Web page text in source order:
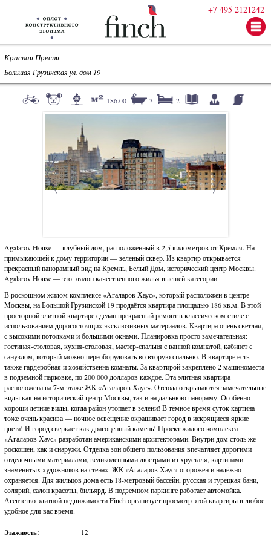
+7 495 2121242
Красная Пресня
Большая Грузинская ул. дом 19
186.00 3 2
Agalarov House — клубный дом, расположенный в 2,5 километров от Кремля. На
примыкающей к дому территории — зеленый сквер. Из квартир открывается
прекрасный панорамный вид на Кремль, Белый Дом, исторический центр Москвы.
Agalarov House — это эталон качественного жилья высшей категории.
В роскошном жилом комплексе «Агаларов Хаус», который расположен в центре
Москвы, на Большой Грузинской 19 продаётся квартира площадью 186 кв.м. В этой
просторной элитной квартире сделан прекрасный ремонт в классическом стиле с
использованием дорогостоящих эксклюзивных материалов. Квартира очень светлая,
с высокими потолками и большими окнами. Планировка просто замечательная:
гостиная-столовая, кухня-столовая, мастер-спальня с ванной комнатой, кабинет с
санузлом, который можно переоборудовать во вторую спальню. В квартире есть
также гардеробная и хозяйственна комнаты. За квартирой закреплено 2 машиноместа
в подземной парковке, по 200 000 долларов каждое. Эта элитная квартира
расположена на 7-м этаже ЖК «Агаларов Хаус». Отсюда открываются замечательные
виды как на исторический центр Москвы, так и на дальнюю панораму. Особенно
хороши летние виды, когда район утопает в зелени! В тёмное время суток картина
тоже очень красива — ночное освещение окрашивает город в искрящиеся яркие
цвета! И город сверкает как драгоценный камень! Проект жилого комплекса
«Агаларов Хаус» разработан американскими архитекторами. Внутри дом столь же
роскошен, как и снаружи. Отделка зон общего пользования впечатляет дорогими
отделочными материалами, великолепными люстрами из хрусталя, картинами
знаменитых художников на стенах. ЖК «Агаларов Хаус» огорожен и надёжно
охраняется. Для жильцов дома есть 18-метровый бассейн, русская и турецкая бани,
солярий, салон красоты, бильярд. В подземном паркинге работает автомойка.
Агентство элитной недвижимости Finch организует просмотр этой квартиры в любое
удобное для вас время.
Этажность: 12